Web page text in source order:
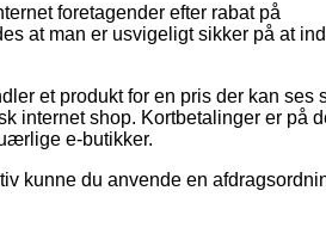
foretagender efter rabat på
at man er usvigeligt sikker på at
et produkt for en pris der kan ses
internet shop. Kortbetalinger er på
e-butikker.
kunne du anvende en